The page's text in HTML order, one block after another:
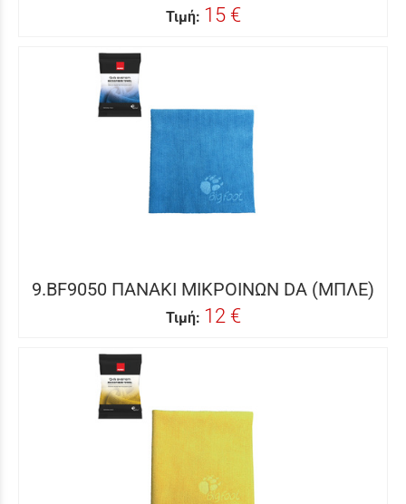
Τιμή: 15 €
9.BF9050 ΠΑΝΑΚΙ ΜΙΚΡΟΙΝΩΝ DA (ΜΠΛΕ)
Τιμή: 12 €